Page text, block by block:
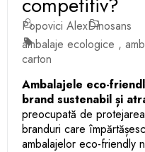
Popovici AlexDinosans
ambalaje ecologice ,
carton
Ambalajele eco-
brand sustenabil și
preocupată de
branduri care
ambalajelor eco-friendly